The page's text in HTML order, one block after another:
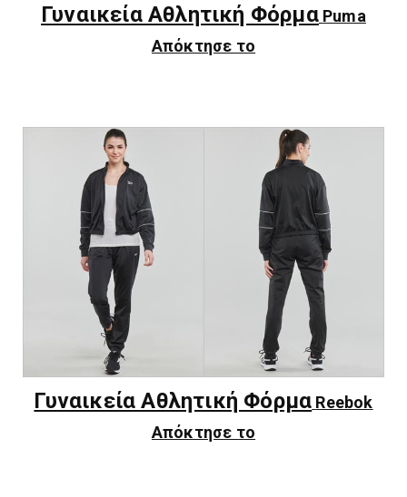
Γυναικεία Αθλητική Φόρμα Puma
Απόκτησε το
Γυναικεία Αθλητική Φόρμα Reebok
Απόκτησε το